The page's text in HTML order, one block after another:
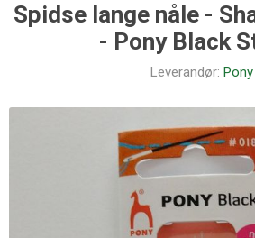
Spidse lange nåle -
- Pony Black
Leverandør: Pony